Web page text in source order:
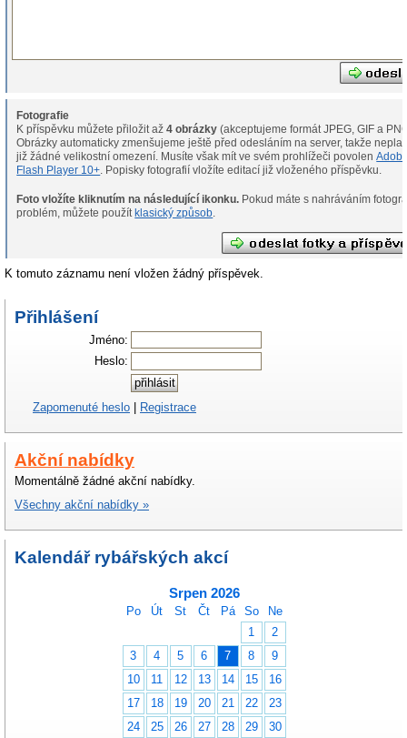
Fotografie
K příspěvku můžete přiložit až4 obrázky (akceptujeme formát JPEG, GIF a
Obrázky automaticky zmenšujeme ještě před odesláním na server, takže
již žádné velikostní omezení. Musíte však mít ve svém prohlížeči povolen
Flash Player 10+ . Popisky fotografií vložíte editací již vloženého příspěvku.
Foto vložíte kliknutím na následující ikonku.
problém, můžete použítklasický způsob.
K tomuto záznamu není vložen žádný příspěvek.
Přihlášení
Jméno:
Heslo:
Zapomenuté heslo | Registrace
Akční nabídky
Momentálně žádné akční nabídky.
Všechny akční nabídky »
Kalendář rybářských akcí
Srpen 2026
Po Út St Čt Pá So
Ne
1
2
3
4 5 6 7 8
9
10
11 12 13 14 15
16
17
18 19 20 21 22
23
24
25 26 27 28 29 30